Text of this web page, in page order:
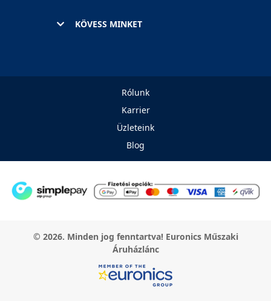
KÖVESS MINKET
Rólunk
Karrier
Üzleteink
Blog
© 2026. Minden jog fenntartva! Euronics Műszaki
Áruházlánc